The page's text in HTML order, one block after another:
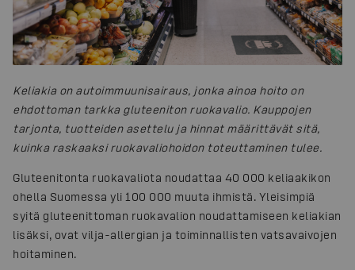
Keliakia on autoimmuunisairaus, jonka ainoa hoito on
ehdottoman tarkka gluteeniton ruokavalio. Kauppojen
tarjonta, tuotteiden asettelu ja hinnat määrittävät sitä,
kuinka raskaaksi ruokavaliohoidon toteuttaminen tulee.
Gluteenitonta ruokavaliota noudattaa 40 000 keliaakikon
ohella Suomessa yli 100 000 muuta ihmistä. Yleisimpiä
syitä gluteenittoman ruokavalion noudattamiseen keliakian
lisäksi, ovat vilja-allergian ja toiminnallisten vatsavaivojen
hoitaminen.